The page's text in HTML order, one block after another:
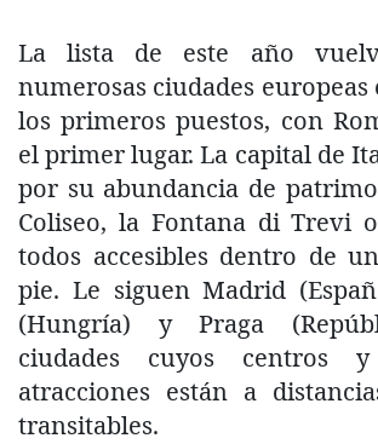
​La lista de este año
numerosas ciudades europeas
los primeros puestos, con
el primer lugar. La capital de
por su abundancia de
Coliseo, la Fontana di Trevi
todos accesibles dentro de
pie. Le siguen Madrid
(Hungría) y Praga
ciudades cuyos centros y
atracciones están a
transitables.